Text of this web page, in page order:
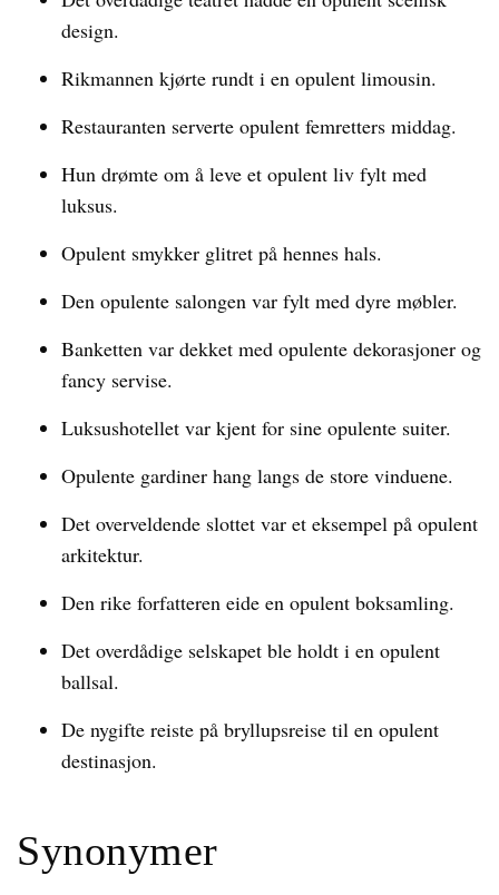
design.
Rikmannen kjørte rundt i en opulent limousin.
Restauranten serverte opulent femretters middag.
Hun drømte om å leve et opulent liv fylt med
luksus.
Opulent smykker glitret på hennes hals.
Den opulente salongen var fylt med dyre møbler.
Banketten var dekket med opulente dekorasjoner og
fancy servise.
Luksushotellet var kjent for sine opulente suiter.
Opulente gardiner hang langs de store vinduene.
Det overveldende slottet var et eksempel på opulent
arkitektur.
Den rike forfatteren eide en opulent boksamling.
Det overdådige selskapet ble holdt i en opulent
ballsal.
De nygifte reiste på bryllupsreise til en opulent
destinasjon.
Synonymer